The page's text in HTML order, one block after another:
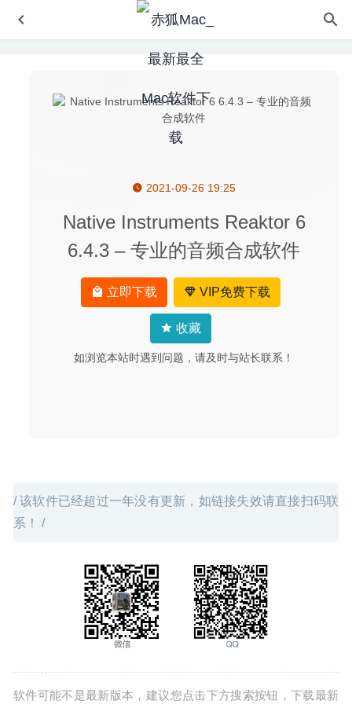
2021-09-26 19:25
Native Instruments Reaktor 6
6.4.3 – 专业的音频合成软件
立即下载 VIP免费下载
收藏
如浏览本站时遇到问题，请及时与站长联系！
/ 该软件已经超过一年没有更新，如链接失效请直接扫码联
系！ /
软件可能不是最新版本，建议您点击下方搜索按钮，下载最新
Audirvana 3.5.40 中文版-专业无损音乐播放器
TablePlus 2.10.268 for Mac- 优秀的多数据库管理工具
VirtualBox 6.1.12 中文版-功能强大且开源免费的虚拟机软
2020-07-17
Autodesk Graphic 3.1 for Mac中文版-功能全面的矢量绘图
Money Pro 2.5.14 中文版-非常出色的个人理财软件